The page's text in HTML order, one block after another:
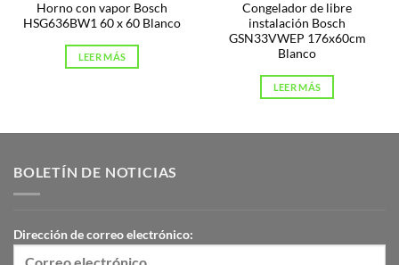
Horno con vapor Bosch
HSG636BW1 60 x 60 Blanco
LEER MÁS
Congelador de libre
instalación Bosch
GSN33VWEP 176x60cm
Blanco
LEER MÁS
BOLETÍN DE NOTICIAS
Dirección de correo electrónico: